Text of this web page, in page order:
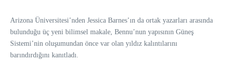
Arizona Üniversitesi’nden Jessica Barnes’ın da ortak yazarları arasında
bulunduğu üç yeni bilimsel makale, Bennu’nun yapısının Güneş
Sistemi’nin oluşumundan önce var olan yıldız kalıntılarını
barındırdığını kanıtladı.